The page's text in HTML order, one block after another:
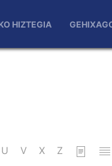
HIZTEGIA
U V X Z